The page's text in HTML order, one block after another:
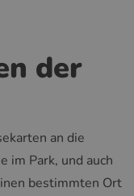
der
an die
im Park, und auch
bestimmten Ort